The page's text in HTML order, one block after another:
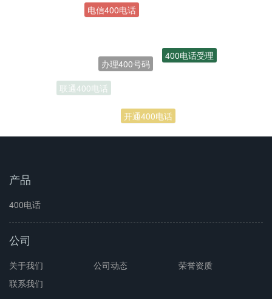
开通400电话
联通400电话
400电话受理
产品
400电话
公司
关于我们 公司动态
荣誉资质
联系我们